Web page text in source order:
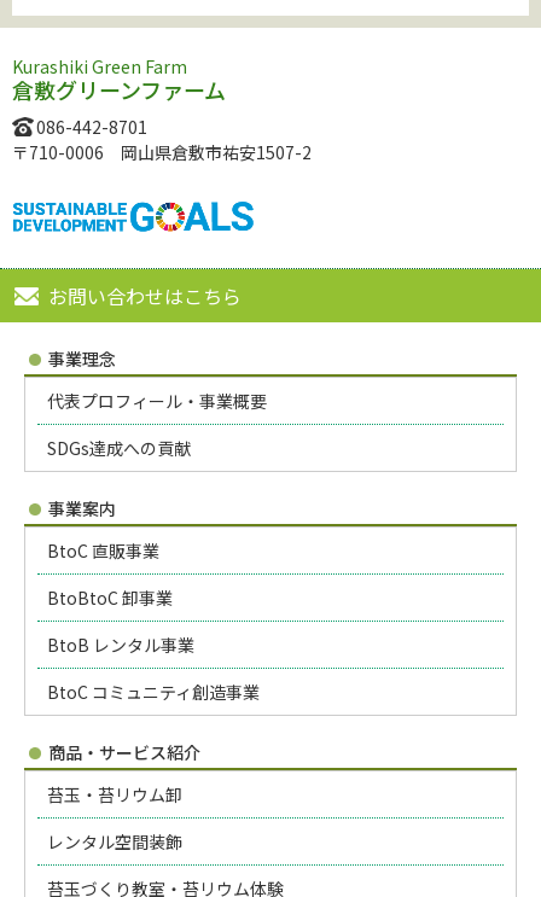
Kurashiki Green Farm
倉敷グリーンファーム
086-442-8701
〒710-0006 岡山県倉敷市祐安1507-2
お問い合わせはこちら
事業理念
代表プロフィール・事業概要
SDGs達成への貢献
事業案内
BtoC 直販事業
BtoBtoC 卸事業
BtoB レンタル事業
BtoC コミュニティ創造事業
商品・サービス紹介
苔玉・苔リウム卸
レンタル空間装飾
苔玉づくり教室・苔リウム体験